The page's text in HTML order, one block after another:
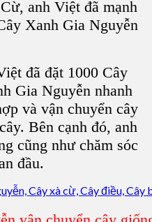
, anh Việt đã mạnh
Xanh Gia Nguyễn
đã đặt 1000 Cây
Gia Nguyễn nhanh
và vận chuyển cây
Bên cạnh đó, anh
cũng như chăm sóc
đầu.